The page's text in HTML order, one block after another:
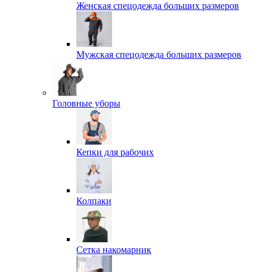
Женская спецодежда больших размеров
Мужская спецодежда больших размеров
Головные уборы
Кепки для рабочих
Колпаки
Сетка накомарник